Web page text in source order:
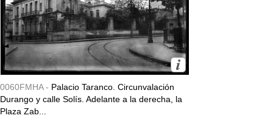
0060FMHA - Palacio Taranco. Circunvalación
Durango y calle Solís. Adelante a la derecha, la
Plaza Zab...